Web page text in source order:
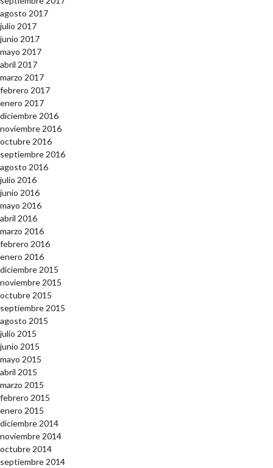
agosto 2017
julio 2017
junio 2017
mayo 2017
abril 2017
marzo 2017
febrero 2017
enero 2017
diciembre 2016
noviembre 2016
octubre 2016
septiembre 2016
agosto 2016
julio 2016
junio 2016
mayo 2016
abril 2016
marzo 2016
febrero 2016
enero 2016
diciembre 2015
noviembre 2015
octubre 2015
septiembre 2015
agosto 2015
julio 2015
junio 2015
mayo 2015
abril 2015
marzo 2015
febrero 2015
enero 2015
diciembre 2014
noviembre 2014
octubre 2014
septiembre 2014